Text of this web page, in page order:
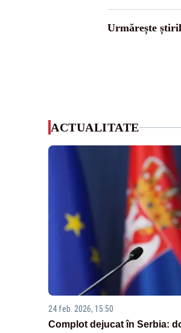
Urmărește
ACTUALITATE
24 feb. 2026, 15:50
Complot dejucat în Serbia: